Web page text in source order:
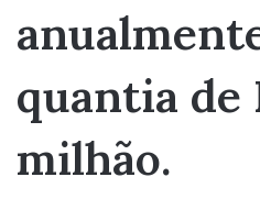
quantia de
milhão.